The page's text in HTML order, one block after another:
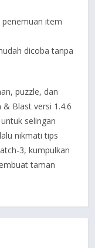
item
dicoba tanpa
puzzle, dan
Blast versi 1.4.6
selingan
nikmati tips
3, kumpulkan
taman